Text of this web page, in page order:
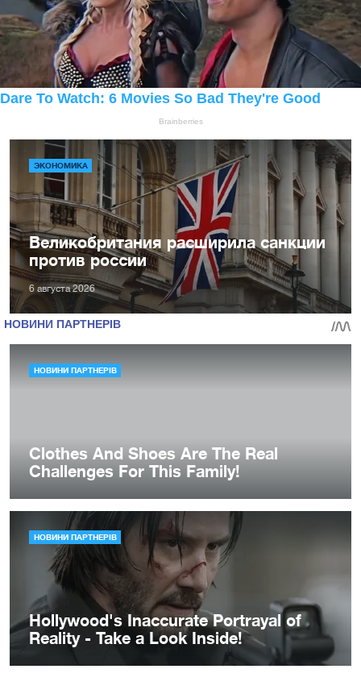
ЭКОНОМИКА
Великобритания расширила санкции
против россии
6 августа 2026